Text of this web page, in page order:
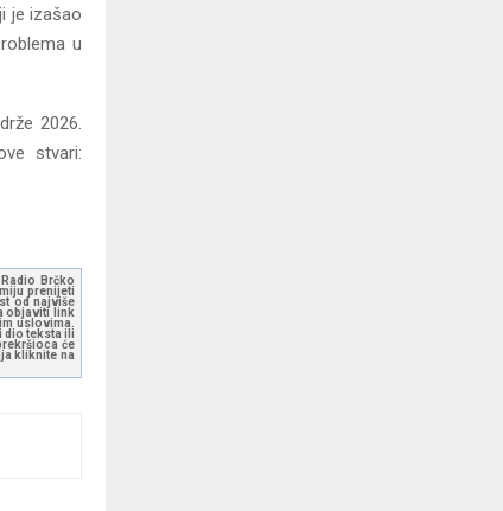
je izašao
u
2026.
stvari:
Brčko
prenijeti
od najviše
objaviti link
uslovima.
dio teksta ili
će
kliknite na